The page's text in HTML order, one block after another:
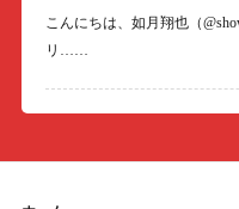
こんにちは、如月翔也（
リ……